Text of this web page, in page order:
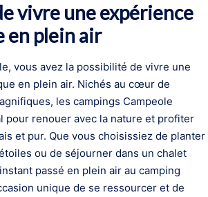
vivre une expérience
plein air
vous avez la possibilité de vivre une
en plein air. Nichés au cœur de
les campings Campeole
pour renouer avec la nature et profiter
et pur. Que vous choisissiez de planter
ou de séjourner dans un chalet
passé en plein air au camping
unique de se ressourcer et de